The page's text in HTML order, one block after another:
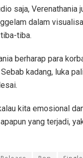
saja, Verenathania
dalam
tiba.
berharap para
kadang, luka
kita emosional
yang terjadi,